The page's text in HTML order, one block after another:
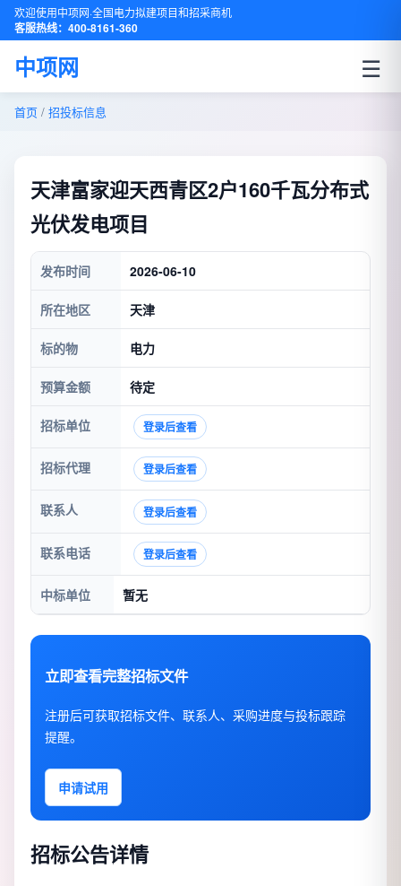
欢迎使用中项网·全国电力拟建项目和招采商机
客服热线：400-8161-360
中项网 ☰
首页 / 招投标信息
天津富家迎天西青区2户160千瓦分布式
光伏发电项目
发布时间 2026-06-10
所在地区 天津
标的物 电力
预算金额 待定
招标单位 登录后查看
招标代理 登录后查看
联系人 登录后查看
联系电话 登录后查看
中标单位 暂无
立即查看完整招标文件
注册后可获取招标文件、联系人、采购进度与投标跟踪
提醒。
申请试用
招标公告详情